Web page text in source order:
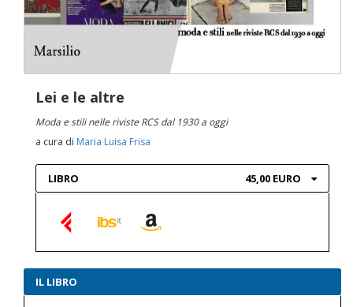
Lei e le altre
Moda e stili nelle riviste RCS dal 1930 a oggi
a cura di Maria Luisa Frisa
LIBRO 45,00 EURO
IL LIBRO